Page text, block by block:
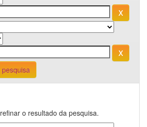
o resultado da pesquisa.